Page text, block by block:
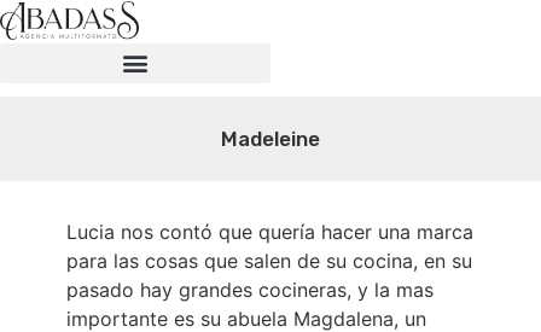
Madeleine
Lucia nos contó que quería hacer una marca
para las cosas que salen de su cocina, en su
pasado hay grandes cocineras, y la mas
importante es su abuela Magdalena, un